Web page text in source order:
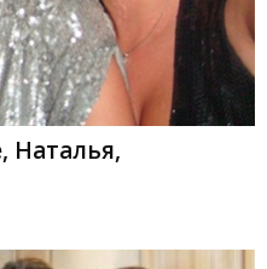
Наталья,